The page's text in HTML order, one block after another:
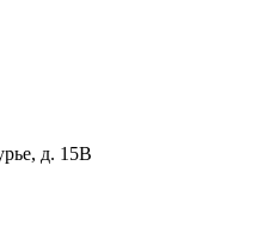
д. 15В